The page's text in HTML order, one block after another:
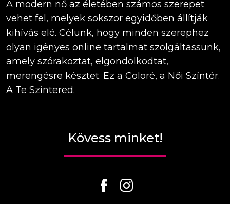
A modern nő az életében számos szerepet
vehet fel, melyek sokszor egyidőben állítják
kihívás elé. Célunk, hogy minden szerephez
olyan igényes online tartalmat szolgáltassunk,
amely szórakoztat, elgondolkodtat,
merengésre késztet. Ez a Coloré, a Női Színtér.
A Te Színtered.
Kövess minket!